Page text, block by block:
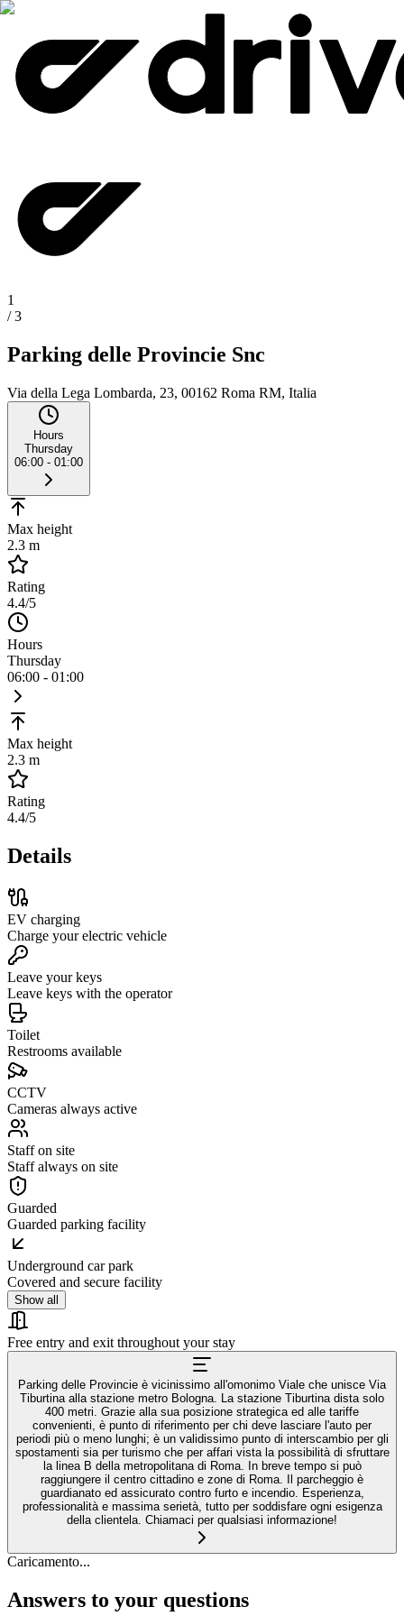
1
/3
Parking delle Provincie Snc
Via della Lega Lombarda, 23, 00162 Roma RM, Italia
Hours
Thursday
06:00 - 01:00
Max height
2.3 m
Rating
4.4/5
Hours
Thursday
06:00 - 01:00
Max height
2.3 m
Rating
4.4/5
Details
EV charging
Charge your electric vehicle
Leave your keys
Leave keys with the operator
Toilet
Restrooms available
CCTV
Cameras always active
Staff on site
Staff always on site
Guarded
Guarded parking facility
Underground car park
Covered and secure facility
Show all
Free entry and exit throughout your stay
Parking delle Provincie è vicinissimo all'omonimo Viale che unisce Via
Tiburtina alla stazione metro Bologna. La stazione Tiburtina dista solo
400 metri. Grazie alla sua posizione strategica ed alle tariffe
convenienti, è punto di riferimento per chi deve lasciare l'auto per
periodi più o meno lunghi; è un validissimo punto di interscambio per gli
spostamenti sia per turismo che per affari vista la possibilità di sfruttare
la linea B della metropolitana di Roma. In breve tempo si può
raggiungere il centro cittadino e zone di Roma. Il parcheggio è
guardianato ed assicurato contro furto e incendio. Esperienza,
professionalità e massima serietà, tutto per soddisfare ogni esigenza
della clientela. Chiamaci per qualsiasi informazione!
Caricamento...
Answers to your questions